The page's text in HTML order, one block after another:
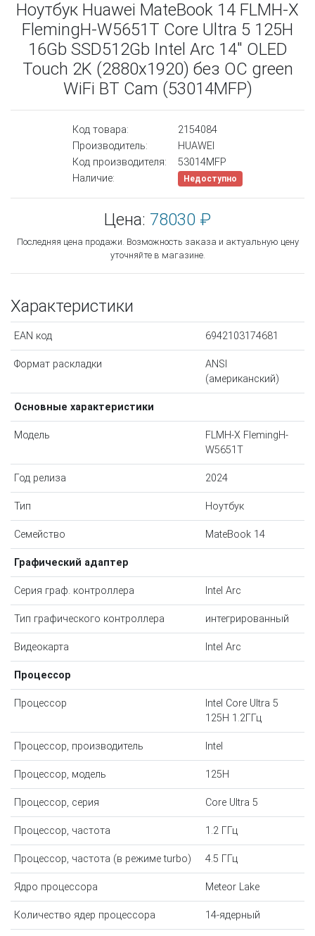
Ноутбук Huawei MateBook 14 FLMH-X
FlemingH-W5651T Core Ultra 5 125H
16Gb SSD512Gb Intel Arc 14" OLED
Touch 2K (2880x1920) без ОС green
WiFi BT Cam (53014MFP)
Код товара:
2154084
Производитель:
HUAWEI
Код производителя:
53014MFP
Наличие:
Недоступно
Цена: 78030 ₽
Последняя цена продажи. Возможность заказа и актуальную цену
уточняйте в магазине.
Характеристики
EAN код 6942103174681
Формат раскладки
ANSI
(американский)
Основные характеристики
Модель
FLMH-X FlemingH-
W5651T
Год релиза 2024
Тип Ноутбук
Семейство MateBook 14
Графический адаптер
Серия граф. контроллера Intel Arc
Тип графического контроллера интегрированный
Видеокарта Intel Arc
Процессор
Процессор
Intel Core Ultra 5
125H 1.2ГГц
Процессор, производитель Intel
Процессор, модель 125H
Процессор, серия Core Ultra 5
Процессор, частота 1.2 ГГц
Процессор, частота (в режиме turbo) 4.5 ГГц
Ядро процессора Meteor Lake
Количество ядер процессора 14-ядерный